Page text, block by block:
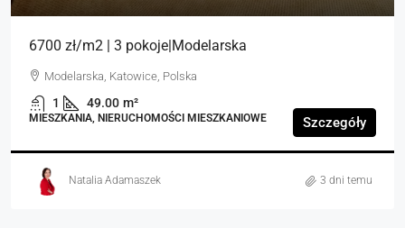
6700 zł/m2 | 3 pokoje|Modelarska
Modelarska, Katowice, Polska
1 49.00 m²
MIESZKANIA, NIERUCHOMOŚCI MIESZKANIOWE Szczegóły
Natalia Adamaszek 3 dni temu